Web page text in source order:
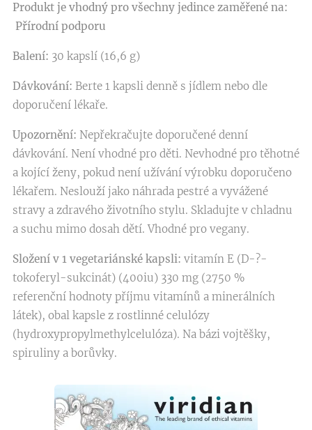
Produkt je vhodný pro všechny jedince zaměřené na:
Přírodní podporu
Balení: 30 kapslí (16,6 g)
Dávkování: Berte 1 kapsli denně s jídlem nebo dle
doporučení lékaře.
Upozornění: Nepřekračujte doporučené denní
dávkování. Není vhodné pro děti. Nevhodné pro těhotné
a kojící ženy, pokud není užívání výrobku doporučeno
lékařem. Neslouží jako náhrada pestré a vyvážené
stravy a zdravého životního stylu. Skladujte v chladnu
a suchu mimo dosah dětí. Vhodné pro vegany.
Složení v 1 vegetariánské kapsli: vitamín E (D-?-
tokoferyl-sukcinát) (400iu) 330 mg (2750 %
referenční hodnoty příjmu vitamínů a minerálních
látek), obal kapsle z rostlinné celulózy
(hydroxypropylmethylcelulóza). Na bázi vojtěšky,
spiruliny a borůvky.